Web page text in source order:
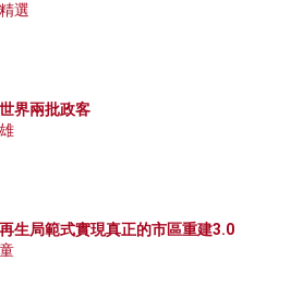
選
界兩批政客
生局範式實現真正的市區重建3.0